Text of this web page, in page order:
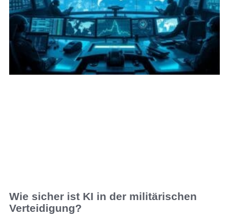
Wie sicher ist KI in der militärischen
Verteidigung?